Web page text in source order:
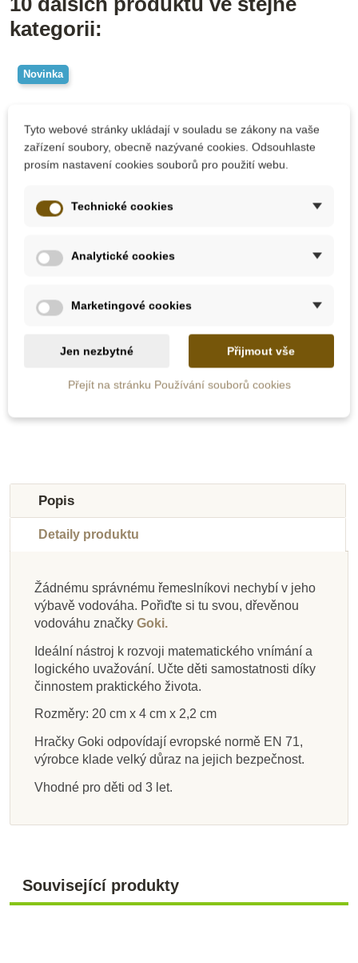
kategorii:
Novinka
645 Kč
Přidat do košíku
85 Kč
Přidat do košíku
Skladem
PlanToys Sada
nářadí
Přidat do košíku
Opinel Nůž pro
nejmenší, rukojeť
Zobrazit detail
Skladem
Opinel Dětský nůž a
pouzdro na opasek,
buk
Přidat do košíku
PlanToys
Konstrukční sada
Přidat do košíku
Skladem
Opinel Dětský
skládací nůž - zelený
Přidat do košíku
Opinel Dětský
skládací nůž -
Přidat do košíku
Skladem
Learning Resources
Jednoduchý
navíjející metr
Přidat do košíku
Opinel Dětský
skládací nůž -
Zobrazit detail
Popis
Detaily produktu
Žádnému správnému řemeslníkovi nechybí v jeho
výbavě vodováha. Pořiďte si tu svou, dřevěnou
vodováhu značky Goki.
Ideální nástroj k rozvoji matematického vnímání a
logického uvažování. Učte děti samostatnosti díky
činnostem praktického života.
Rozměry: 20 cm x 4 cm x 2,2 cm
Hračky Goki odpovídají evropské normě EN 71,
výrobce klade velký důraz na jejich bezpečnost.
Vhodné pro děti od 3 let.
Související produkty
Tyto webové stránky ukládají v souladu se zákony na vaše
zařízení soubory, obecně nazývané cookies. Odsouhlaste
prosím nastavení cookies souborů pro použití webu.
Technické cookies
Analytické cookies
Marketingové cookies
Jen nezbytné Přijmout vše
Přejít na stránku Používání souborů cookies